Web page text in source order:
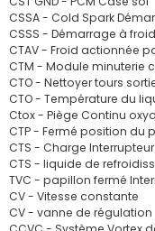
CSSA - Cold Spark
CSSS - Démarrage à
CTAV - Froid actionnée
CTM - Module minuterie
CTO - Nettoyer tours
CTO - Température du
Ctox - Piège Continu
CTP - Fermé position du
CTS - Charge
CTS - liquide de
TVC - papillon fermé
CV - Vitesse constante
CV - vanne de régulation